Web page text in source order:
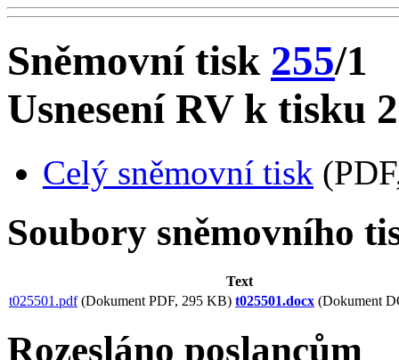
Sněmovní tisk 255/1
Usnesení RV k tisku
Celý sněmovní tisk
Soubory sněmovního
Text
t025501.pdf(Dokument PDF, 295 KB) t025501.docx (Dokument
Rozesláno poslancům